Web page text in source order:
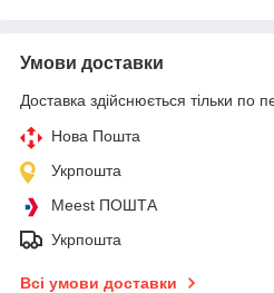
Умови доставки
Доставка здійснюється тільки по
Нова Пошта
Укрпошта
Meest ПОШТА
Укрпошта
Всі умови доставки